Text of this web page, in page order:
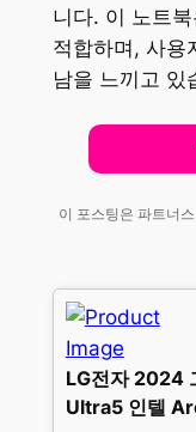
니다. 이 노트
적합하며, 사용
남을 느끼고 있
이 포스팅은 파트너
LG전자 2024
Ultra5 인텔